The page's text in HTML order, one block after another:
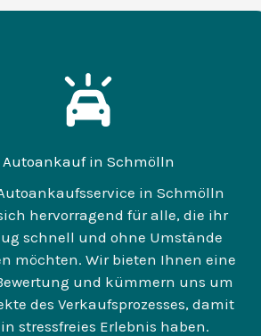
Autoankauf in Schmölln
in Schmölln
hervorragend für alle, die ihr
schnell und ohne Umstände
möchten. Wir bieten Ihnen eine
und kümmern uns um
des Verkaufsprozesses, damit
stressfreies Erlebnis haben.